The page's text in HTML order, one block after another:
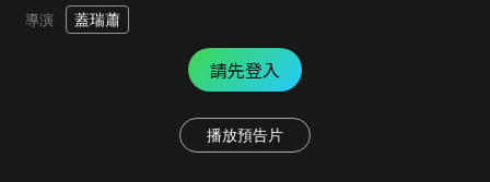
導演 蓋瑞蕭
請先登入
播放預告片